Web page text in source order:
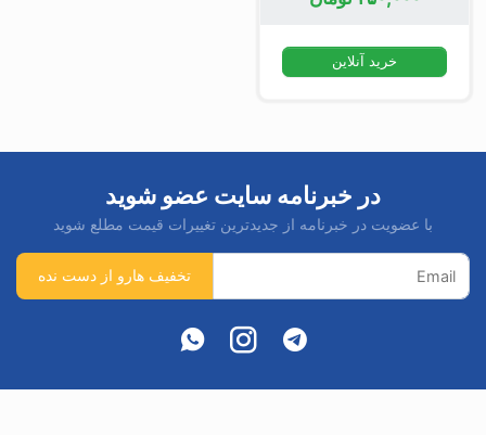
خرید آنلاین
در خبرنامه سایت عضو شوید
با عضویت در خبرنامه از جدیدترین تغییرات قیمت مطلع شوید